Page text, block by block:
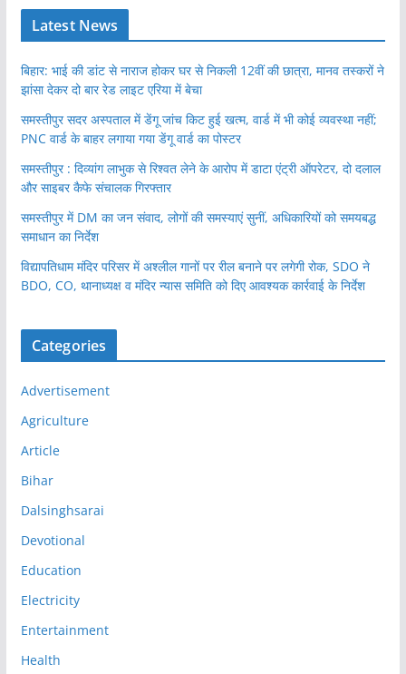
Latest News
बिहार: भाई की डांट से नाराज होकर घर से निकली 12वीं की छात्रा, मानव तस्करों ने
झांसा देकर दो बार रेड लाइट एरिया में बेचा
समस्तीपुर सदर अस्पताल में डेंगू जांच किट हुई खत्म, वार्ड में भी कोई व्यवस्था नहीं;
PNC वार्ड के बाहर लगाया गया डेंगू वार्ड का पोस्टर
समस्तीपुर : दिव्यांग लाभुक से रिश्वत लेने के आरोप में डाटा एंट्री ऑपरेटर, दो दलाल
और साइबर कैफे संचालक गिरफ्तार
समस्तीपुर में DM का जन संवाद, लोगों की समस्याएं सुनीं, अधिकारियों को समयबद्ध
समाधान का निर्देश
विद्यापतिधाम मंदिर परिसर में अश्लील गानों पर रील बनाने पर लगेगी रोक, SDO ने
BDO, CO, थानाध्यक्ष व मंदिर न्यास समिति को दिए आवश्यक कार्रवाई के निर्देश
Categories
Advertisement
Agriculture
Article
Bihar
Dalsinghsarai
Devotional
Education
Electricity
Entertainment
Health